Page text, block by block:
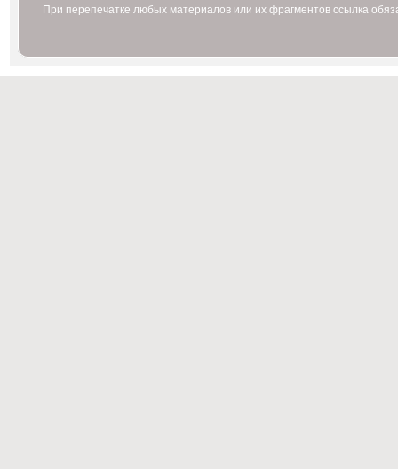
При перепечатке любых материалов или их фрагментов ссылка